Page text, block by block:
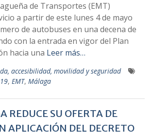
de Transportes (EMT)
a partir de este lunes 4 de mayo
de autobuses en una decena de
con la entrada en vigor del Plan
hacia una Leer más…
accesibilidad, movilidad y seguridad
, EMT, Málaga
REDUCE SU OFERTA DE
APLICACIÓN DEL DECRETO